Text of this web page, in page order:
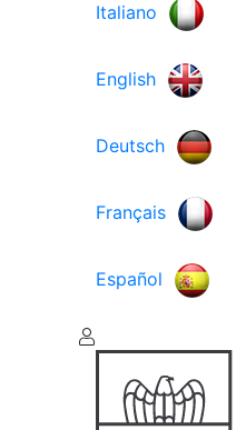
Italiano
English
Deutsch
Français
Español